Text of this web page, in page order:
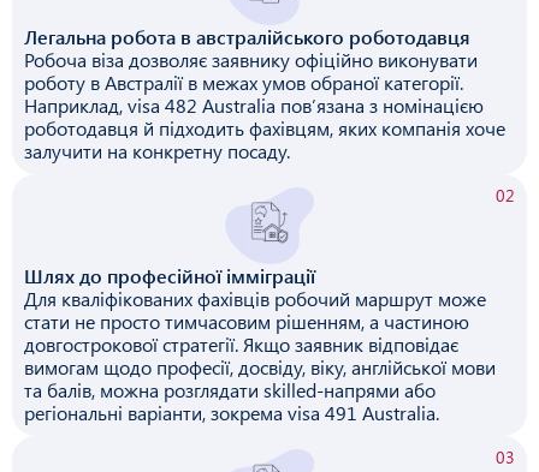
Легальна робота в австралійського роботодавця
Робоча віза дозволяє заявнику офіційно виконувати
роботу в Австралії в межах умов обраної категорії.
Наприклад, visa 482 Australia пов’язана з номінацією
роботодавця й підходить фахівцям, яких компанія хоче
залучити на конкретну посаду.
02
Шлях до професійної імміграції
Для кваліфікованих фахівців робочий маршрут може
стати не просто тимчасовим рішенням, а частиною
довгострокової стратегії. Якщо заявник відповідає
вимогам щодо професії, досвіду, віку, англійської мови
та балів, можна розглядати skilled-напрями або
регіональні варіанти, зокрема visa 491 Australia.
03